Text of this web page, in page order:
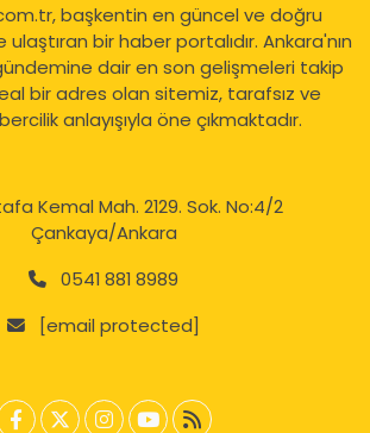
başkentin en güncel ve doğru
bir haber portalıdır. Ankara'nın
dair en son gelişmeleri takip
bir adres olan sitemiz, tarafsız ve
anlayışıyla öne çıkmaktadır.
Kemal Mah. 2129. Sok. No:4/2
Çankaya/Ankara
0541 881 8989
[email protected]